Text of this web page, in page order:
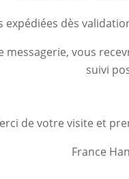
expédiées dès
messagerie, vous
suivi
de votre visite et
France